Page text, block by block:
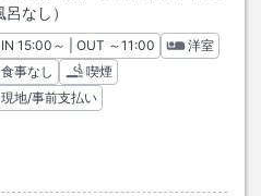
なし）
INチェックイン
15:00 ～ | OUT チェックアウト
～11:00
洋室
食事なし
喫煙
現地/事前支払い